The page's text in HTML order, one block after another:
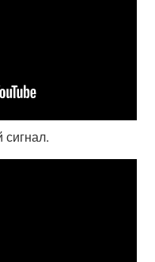
сигнал.